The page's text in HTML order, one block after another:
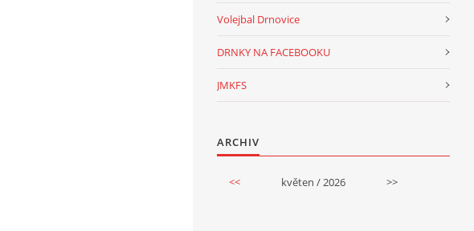
Volejbal Drnovice
DRNKY NA FACEBOOKU
JMKFS
ARCHIV
<< květen / 2026 >>